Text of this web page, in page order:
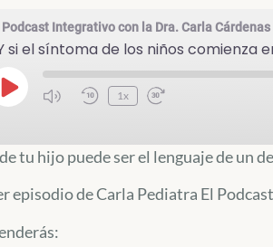
Podcast Integrativo con la Dra. Carla Cárdenas
si el síntoma de los niños comienza
1x
tu hijo puede ser el lenguaje de
episodio de Carla Pediatra El